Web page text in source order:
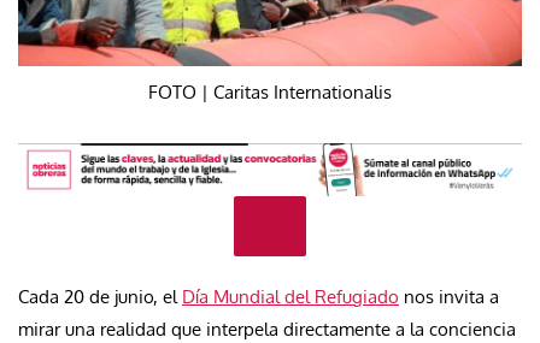
FOTO | Caritas Internationalis
Cada 20 de junio, el Día Mundial del Refugiado nos invita a
mirar una realidad que interpela directamente a la conciencia